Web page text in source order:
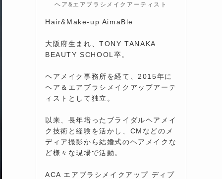
ヘア&エアブラシメイクアーティスト
Hair&Make-up AimaBle
大阪府生まれ、TONY TANAKA
BEAUTY SCHOOL卒。
ヘアメイク事務所を経て、2015年に
ヘア＆エアブラシメイクアップアーテ
ィストとして独立。
以来、長年培ったブライダルヘアメイ
ク技術と経験を活かし、CMなどのメ
ディア撮影から結婚式のヘアメイクな
ど様々な現場で活動。
ACA エアブラシメイクアップ ディプ